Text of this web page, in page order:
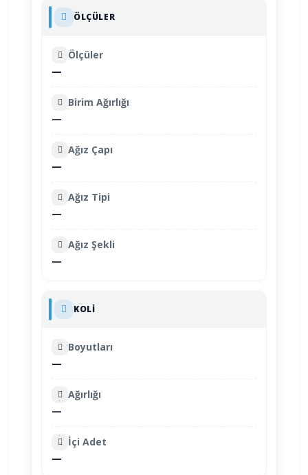
ÖLÇÜLER
Ölçüler
—
Birim Ağırlığı
—
Ağız Çapı
—
Ağız Tipi
—
Ağız Şekli
—
KOLI
Boyutları
—
Ağırlığı
—
İçi Adet
—